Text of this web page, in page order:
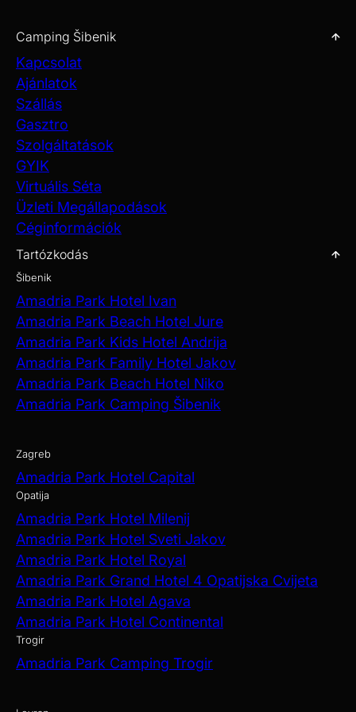
Camping Šibenik
Kapcsolat
Ajánlatok
Szállás
Gasztro
Szolgáltatások
GYIK
Virtuális Séta
Üzleti Megállapodások
Céginformációk
Tartózkodás
Šibenik
Amadria Park Hotel Ivan
Amadria Park Beach Hotel Jure
Amadria Park Kids Hotel Andrija
Amadria Park Family Hotel Jakov
Amadria Park Beach Hotel Niko
Amadria Park Camping Šibenik
Zagreb
Amadria Park Hotel Capital
Opatija
Amadria Park Hotel Milenij
Amadria Park Hotel Sveti Jakov
Amadria Park Hotel Royal
Amadria Park Grand Hotel 4 Opatijska Cvijeta
Amadria Park Hotel Agava
Amadria Park Hotel Continental
Trogir
Amadria Park Camping Trogir